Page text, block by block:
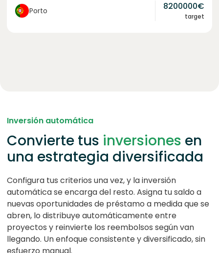
Porto 8200000€
target
Inversión automática
Convierte tus inversiones en
una estrategia diversificada
Configura tus criterios una vez, y la inversión
automática se encarga del resto. Asigna tu saldo a
nuevas oportunidades de préstamo a medida que se
abren, lo distribuye automáticamente entre
proyectos y reinvierte los reembolsos según van
llegando. Un enfoque consistente y diversificado, sin